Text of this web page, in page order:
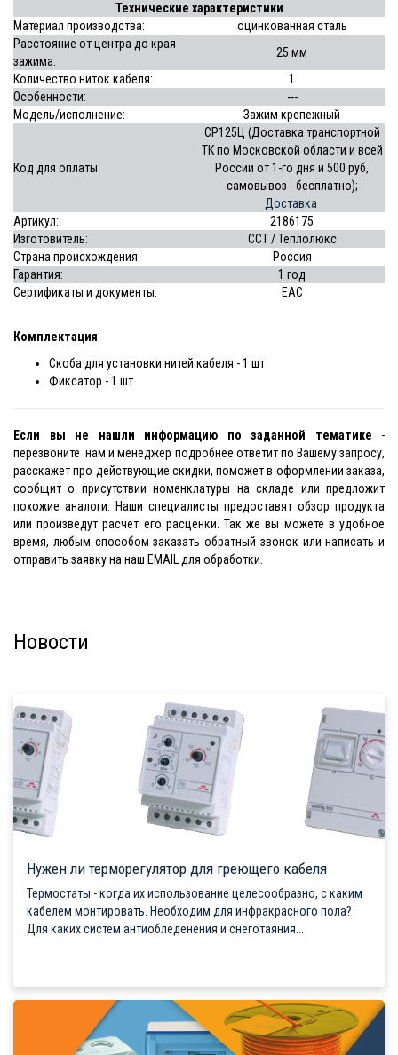
Технические характеристики
Материал производства:
оцинкованная сталь
Расстояние от центра до края
зажима:
25 мм
Количество ниток кабеля:
1
Особенности:
---
Модель/исполнение:
Зажим крепежный
Код для оплаты:
СР125Ц (Доставка транспортной
ТК по Московской области и всей
России от 1-го дня и 500 руб,
самовывоз - бесплатно);
Доставка
Артикул:
2186175
Изготовитель:
ССТ / Теплолюкс
Страна происхождения:
Россия
Гарантия:
1 год
Сертификаты и документы:
EAC
Комплектация
Скоба для установки нитей кабеля - 1 шт
Фиксатор - 1 шт
Если вы не нашли информацию по заданной тематике -
перезвоните нам и менеджер подробнее ответит по Вашему запросу,
расскажет про действующие скидки, поможет в оформлении заказа,
сообщит о присутствии номенклатуры на складе или предложит
похожие аналоги. Наши специалисты предоставят обзор продукта
или произведут расчет его расценки. Так же вы можете в удобное
время, любым способом заказать обратный звонок или написать и
отправить заявку на наш EMAIL для обработки.
Новости
Нужен ли терморегулятор для греющего кабеля
Термостаты - когда их использование целесообразно, с каким
кабелем монтировать. Необходим для инфракрасного пола?
Для каких систем антиобледенения и снеготаяния...